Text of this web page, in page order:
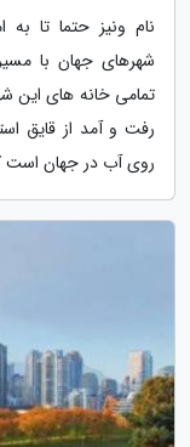
نام ونیز حتما تا
شهرهای جهان با
تمامی خانه های این
رفت و آمد از قایق
روی آب در جهان است